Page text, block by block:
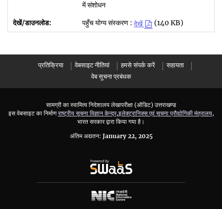
में संशोधन
पहुँच योग्य संस्करण : देखें (140 KB)
प्रतिक्रिया वेबसाइट नीतियां हमसे संपर्क करें
सहायता
वेब सूचना प्रबंधक
सामग्री का स्वामित्व निदेशालय लेखापरीक्षा (ऑडिट) उत्तराखण्ड
इस वेबसाइट का निर्माणराष्ट्रीय सूचना विज्ञान केन्द्र,इलेक्ट्रानिक्स एवं सूचना प्रौद्योगिकी मंत्रालय,
भारत सरकार द्वारा किया गया है।
अंतिम अद्यतन: January 22, 2025